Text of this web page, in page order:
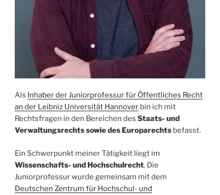
Als Inhaber der Juniorprofessur für Öffentliches Recht
an der Leibniz Universität Hannover bin ich mit
Rechtsfragen in den Bereichen des Staats- und
Verwaltungsrechts sowie des Europarechts befasst.
Ein Schwerpunkt meiner Tätigkeit liegt im
Wissenschafts- und Hochschulrecht. Die
Juniorprofessur wurde gemeinsam mit dem
Deutschen Zentrum für Hochschul- und